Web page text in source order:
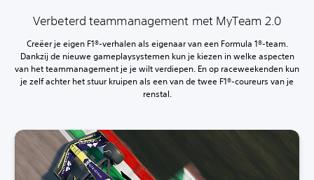
Verbeterd teammanagement met MyTeam 2.0
Creëer je eigen F1®-verhalen als eigenaar van een Formula 1®-team.
Dankzij de nieuwe gameplaysystemen kun je kiezen in welke aspecten
van het teammanagement je je wilt verdiepen. En op raceweekenden kun
je zelf achter het stuur kruipen als een van de twee F1®-coureurs van je
renstal.